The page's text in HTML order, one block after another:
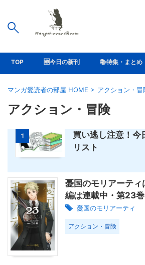
TOP 🆕今日の新刊 📚特集・まとめ
マンガ愛読者の部屋 HOME > アクション・冒
アクション・冒険
1
買い逃し注意！今
リスト
憂国のモリアーテ
編は連載中・第23
憂国のモリアーティ
アクション・冒険